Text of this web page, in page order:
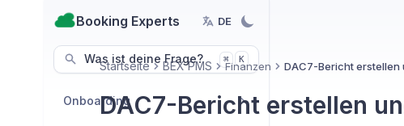
Booking Experts DE
Was ist deine Frage? ⌘ K
Onboarding
Startseite BEX PMS Finanzen DAC7-Bericht erstellen
DAC7-Bericht erstellen